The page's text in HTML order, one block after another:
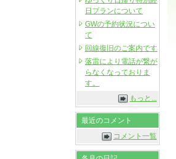
日プランについて
GWの予約状況につい
て
回線復旧のご案内です
落雷により電話が繋が
らなくなっておりま
す。
もっと...
最近のコメント
コメント一覧